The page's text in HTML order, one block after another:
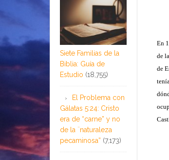
En
de
de
Siete Familias de la
Biblia: Guía de
Estudio (18,755)
El Problema con
Gálatas 5:24: Cristo
era de “carne” y no
de la ¨naturaleza
pecaminosa” (7,173)